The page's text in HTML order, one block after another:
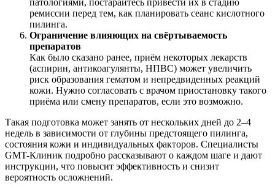
ремиссии перед тем, как планировать сеанс кислотного
пилинга.
Ограничение влияющих на свёртываемость
препаратов
Как было сказано ранее, приём некоторых лекарств
(аспирин, антикоагулянты, НПВС) может увеличить
риск образования гематом и непредвиденных реакций
кожи. Нужно согласовать с врачом приостановку такого
приёма или смену препаратов, если это возможно.
Такая подготовка может занять от нескольких дней до 2–4
недель в зависимости от глубины предстоящего пилинга,
состояния кожи и индивидуальных факторов. Специалисты
GMT-Клиник подробно рассказывают о каждом шаге и дают
инструкции, что повысит эффективность и снизит
вероятность осложнений.